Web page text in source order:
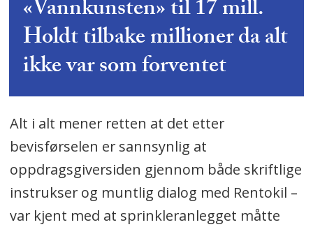
«Vannkunsten» til 17 mill.
Holdt tilbake millioner da alt
ikke var som forventet
Alt i alt mener retten at det etter
bevisførselen er sannsynlig at
oppdragsgiversiden gjennom både skriftlige
instrukser og muntlig dialog med Rentokil –
var kjent med at sprinkleranlegget måtte